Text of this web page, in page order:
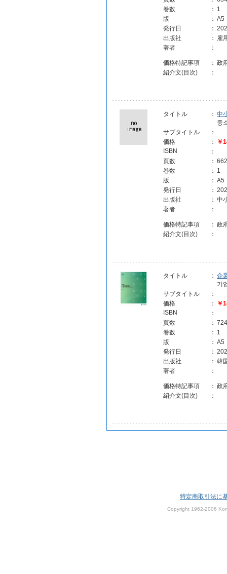
巻数
： 1
版
： A5
発行日
：
出版社
： 雇
著者
：
価格特記事項 ： 政
紹介文(目次)
：
タイトル ： 中
중
サブタイトル
：
価格
：
￥
ISBN
：
頁数
： 662
巻数
： 1
版
： A5
発行日
：
出版社
： 中
著者
：
価格特記事項 ： 政
紹介文(目次)
：
タイトル ： 企
기
サブタイトル
：
価格
：
￥
ISBN
：
頁数
： 724
巻数
： 1
版
： A5
発行日
：
出版社
： 韓
著者
：
価格特記事項 ： 政
紹介文(目次)
：
特定商取引法に
Copyright 1962-2006